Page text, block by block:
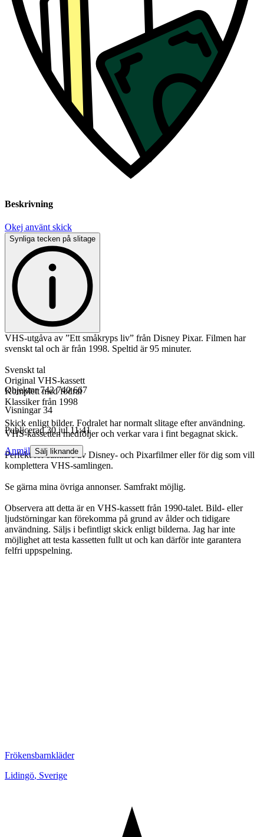
Beskrivning
Okej använt skick
Synliga tecken på slitage
VHS-utgåva av ”Ett småkryps liv” från Disney Pixar. Filmen har
svenskt tal och är från 1998. Speltid är 95 minuter.
Svenskt tal
Original VHS-kassett
Komplett med fodral
Klassiker från 1998
Skick enligt bilder. Fodralet har normalt slitage efter användning.
VHS-kassetten medföljer och verkar vara i fint begagnat skick.
Perfekt för samlare av Disney- och Pixarfilmer eller för dig som vill
komplettera VHS-samlingen.
Se gärna mina övriga annonser. Samfrakt möjlig.
Observera att detta är en VHS-kassett från 1990-talet. Bild- eller
ljudstörningar kan förekomma på grund av ålder och tidigare
användning. Säljs i befintligt skick enligt bilderna. Jag har inte
möjlighet att testa kassetten fullt ut och kan därför inte garantera
felfri uppspelning.
Objektnr 742 740 667
Visningar 34
Publicerad 30 jul 11:41
Anmäl Sälj liknande
Frökensbarnkläder
Lidingö, Sverige